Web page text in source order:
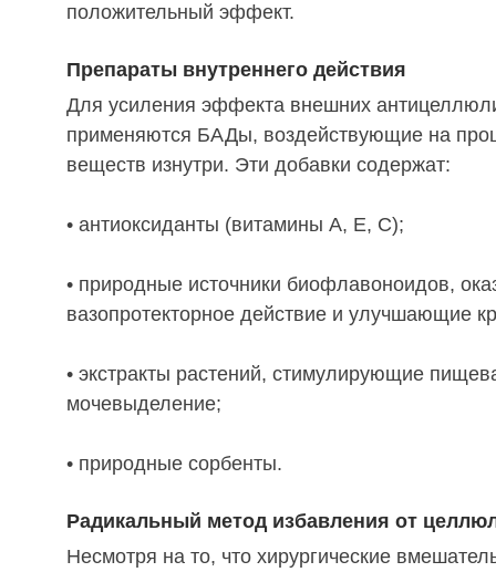
положительный эффект.
Препараты внутреннего действия
Для усиления эффекта внешних
применяются БАДы, воздействующие на
веществ изнутри. Эти добавки содержат:
• антиоксиданты (витамины А, Е, С);
• природные источники биофлавоноидов,
вазопротекторное действие и улучшающие
• экстракты растений, стимулирующие
мочевыделение;
• природные сорбенты.
Радикальный метод избавления от
Несмотря на то, что хирургические